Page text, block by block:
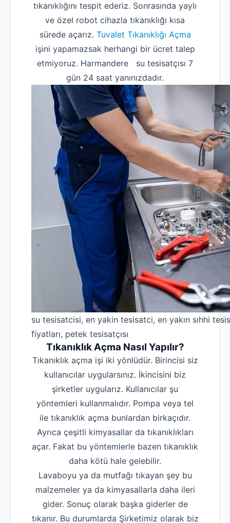
tıkanıklığını tespit ederiz. Sonrasında yaylı
ve özel robot cihazla tıkanıklığı kısa
sürede açarız. Tuvalet Tıkanıklığı Açma
işini yapamazsak herhangi bir ücret talep
etmiyoruz. Harmandere su tesisatçısı 7
gün 24 saat yanınızdadır.
su tesisatcisi, en yakin tesisatci, en yakın sıhhi
fiyatları, petek tesisatçısı
Tıkanıklık Açma Nasıl Yapılır?
Tıkanıklık açma işi iki yönlüdür. Birincisi siz
kullanıcılar uygularsınız. İkincisini biz
şirketler uygularız. Kullanıcılar şu
yöntemleri kullanmalıdır. Pompa veya tel
ile tıkanıklık açma bunlardan birkaçıdır.
Ayrıca çeşitli kimyasallar da tıkanıklıkları
açar. Fakat bu yöntemlerle bazen tıkanıklık
daha kötü hale gelebilir.
Lavaboyu ya da mutfağı tıkayan şey bu
malzemeler ya da kimyasallarla daha ileri
gider. Sonuç olarak başka giderler de
tıkanır. Bu durumlarda Şirketimiz olarak biz